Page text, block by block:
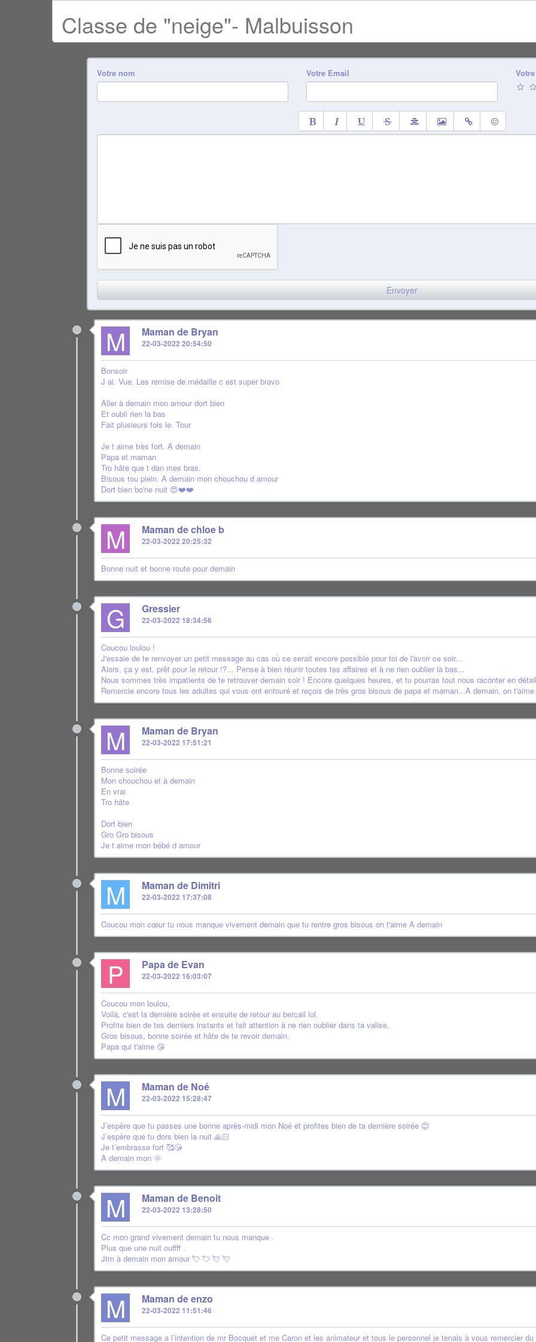
Classe de "neige"- Malbuisson
Votre nom Votre Email
M Maman de Bryan
22-03-2022 20:54:50
Bonsoir
J ai. Vue. Les remise de médaille c est super bravo
Aller à demain mon amour dort bien
Et oubli rien la bas
Fait plusieurs fois le. Tour
Je t aime très fort. A demain
Papa et maman
Tro hâte que t dan mes bras.
Bisous tou plein. A demain mon chouchou d amour
Dort bien bo'ne nuit 😍❤️❤️
M Maman de chloe b
22-03-2022 20:25:32
Bonne nuit et bonne route pour demain
G Gressier
22-03-2022 18:34:56
Coucou loulou !
J'essaie de te renvoyer un petit message au cas où ce serait encore possible pour toi de l'avoir ce soir...
Alors, ça y est, prêt pour le retour !?... Pense à bien réunir toutes tes affaires et à ne rien oublier là bas...
Nous sommes très impatients de te retrouver demain soir ! Encore quelques heures, et tu pourras tout nous raconter en
Remercie encore tous les adultes qui vous ont entouré et reçois de très gros bisous de papa et maman...A demain, on t'aime
M Maman de Bryan
22-03-2022 17:51:21
Bonne soirée
Mon chouchou et à demain
En vrai
Tro hâte
Dort bien
Gro Gro bisous
Je t aime mon bébé d amour
M Maman de Dimitri
22-03-2022 17:37:08
Coucou mon cœur tu nous manque vivement demain que tu rentre gros bisous on t'aime A demain
P Papa de Evan
22-03-2022 16:03:07
Coucou mon loulou,
Voilà, c'est la dernière soirée et ensuite de retour au bercail lol.
Profite bien de tes derniers instants et fait attention à ne rien oublier dans ta valise.
Gros bisous, bonne soirée et hâte de te revoir demain.
Papa qui t'aime 😘
M Maman de Noé
22-03-2022 15:28:47
J’espère que tu passes une bonne après-midi mon Noé et profites bien de ta dernière soirée 😊
J’espère que tu dors bien la nuit 🙏🏻
Je t’embrasse fort 🥰😘
À demain mon 🌞
M Maman de Benoit
22-03-2022 13:28:50
Cc mon grand vivement demain tu nous manque .
Plus que une nuit ouffff .
Jtm à demain mon amour 💘 💘 💘 💘
M Maman de enzo
22-03-2022 11:51:46
Ce petit message a l’intention de mr Bocquet et me Caron et les animateur et tous le personnel je tenais à vous remercier